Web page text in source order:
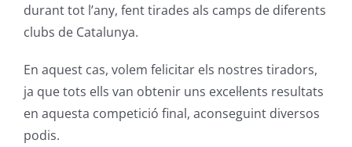
durant tot l’any, fent tirades als camps de diferents
clubs de Catalunya.
En aquest cas, volem felicitar els nostres tiradors,
ja que tots ells van obtenir uns excel·lents resultats
en aquesta competició final, aconseguint diversos
podis.